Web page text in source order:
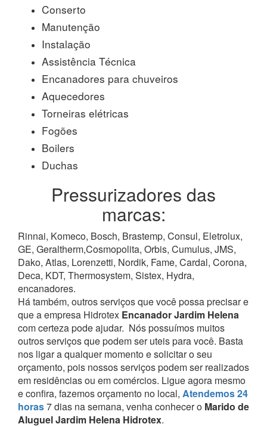
Conserto
Manutenção
Instalação
Assistência Técnica
Encanadores para chuveiros
Aquecedores
Torneiras elétricas
Fogões
Boilers
Duchas
Pressurizadores das
marcas:
Rinnai, Komeco, Bosch, Brastemp, Consul, Eletrolux,
GE, Geraltherm,Cosmopolita, Orbis, Cumulus, JMS,
Dako, Atlas, Lorenzetti, Nordik, Fame, Cardal, Corona,
Deca, KDT, Thermosystem, Sistex, Hydra,
encanadores.
Há também, outros serviços que você possa precisar e
que a empresa Hidrotex Encanador Jardim Helena
com certeza pode ajudar. Nós possuímos muitos
outros serviços que podem ser uteis para você. Basta
nos ligar a qualquer momento e solicitar o seu
orçamento, pois nossos serviços podem ser realizados
em residências ou em comércios. Ligue agora mesmo
e confira, fazemos orçamento no local, Atendemos 24
horas7 dias na semana, venha conhecer o Marido de
Aluguel Jardim Helena Hidrotex.